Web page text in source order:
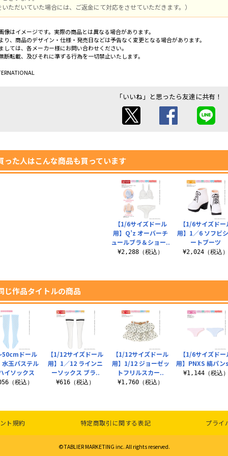
ただいていた場合には、ご返金にて対応をさせていただきます。）
像はイメージです。実際の商品とは異なる場合があります。
り、商品のデザイン・仕様・発売日などは予告なく変更となる場合があります。
しては、各メーカー様にお問い合わせください。
断転載、及びそれに準ずる行為を一切禁止いたします。
「いいね」と思ったら友達に共有！
った人はこんな商品も買っています
【1/6サイズドール
用】Q’z オーバーチ
ュールブラ＆ショー..
¥2,288（税込）
【1/6サイズドー
用】1／6 ソフビ
ートブーツ
¥2,024（税込
じ作品タイトルの商品
【1/12サイズドール
用】1/12 ジョーゼッ
トフリルスカー..
¥1,760（税込）
【1/6サイズドー
用】PNXS 縞パ
¥1,144（税込
50cmドール
水玉パステル
イソックス
（税込）
【1/12サイズドール
用】1／12 ラインニ
ーソックス ブラ..
¥616（税込）
ト規約 特定商取引に関する表記 プライ
©TABLIER MARKETING inc. All rights reserved.